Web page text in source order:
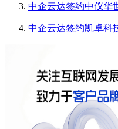
中企云达签约中仪华
中企云达签约凯卓科